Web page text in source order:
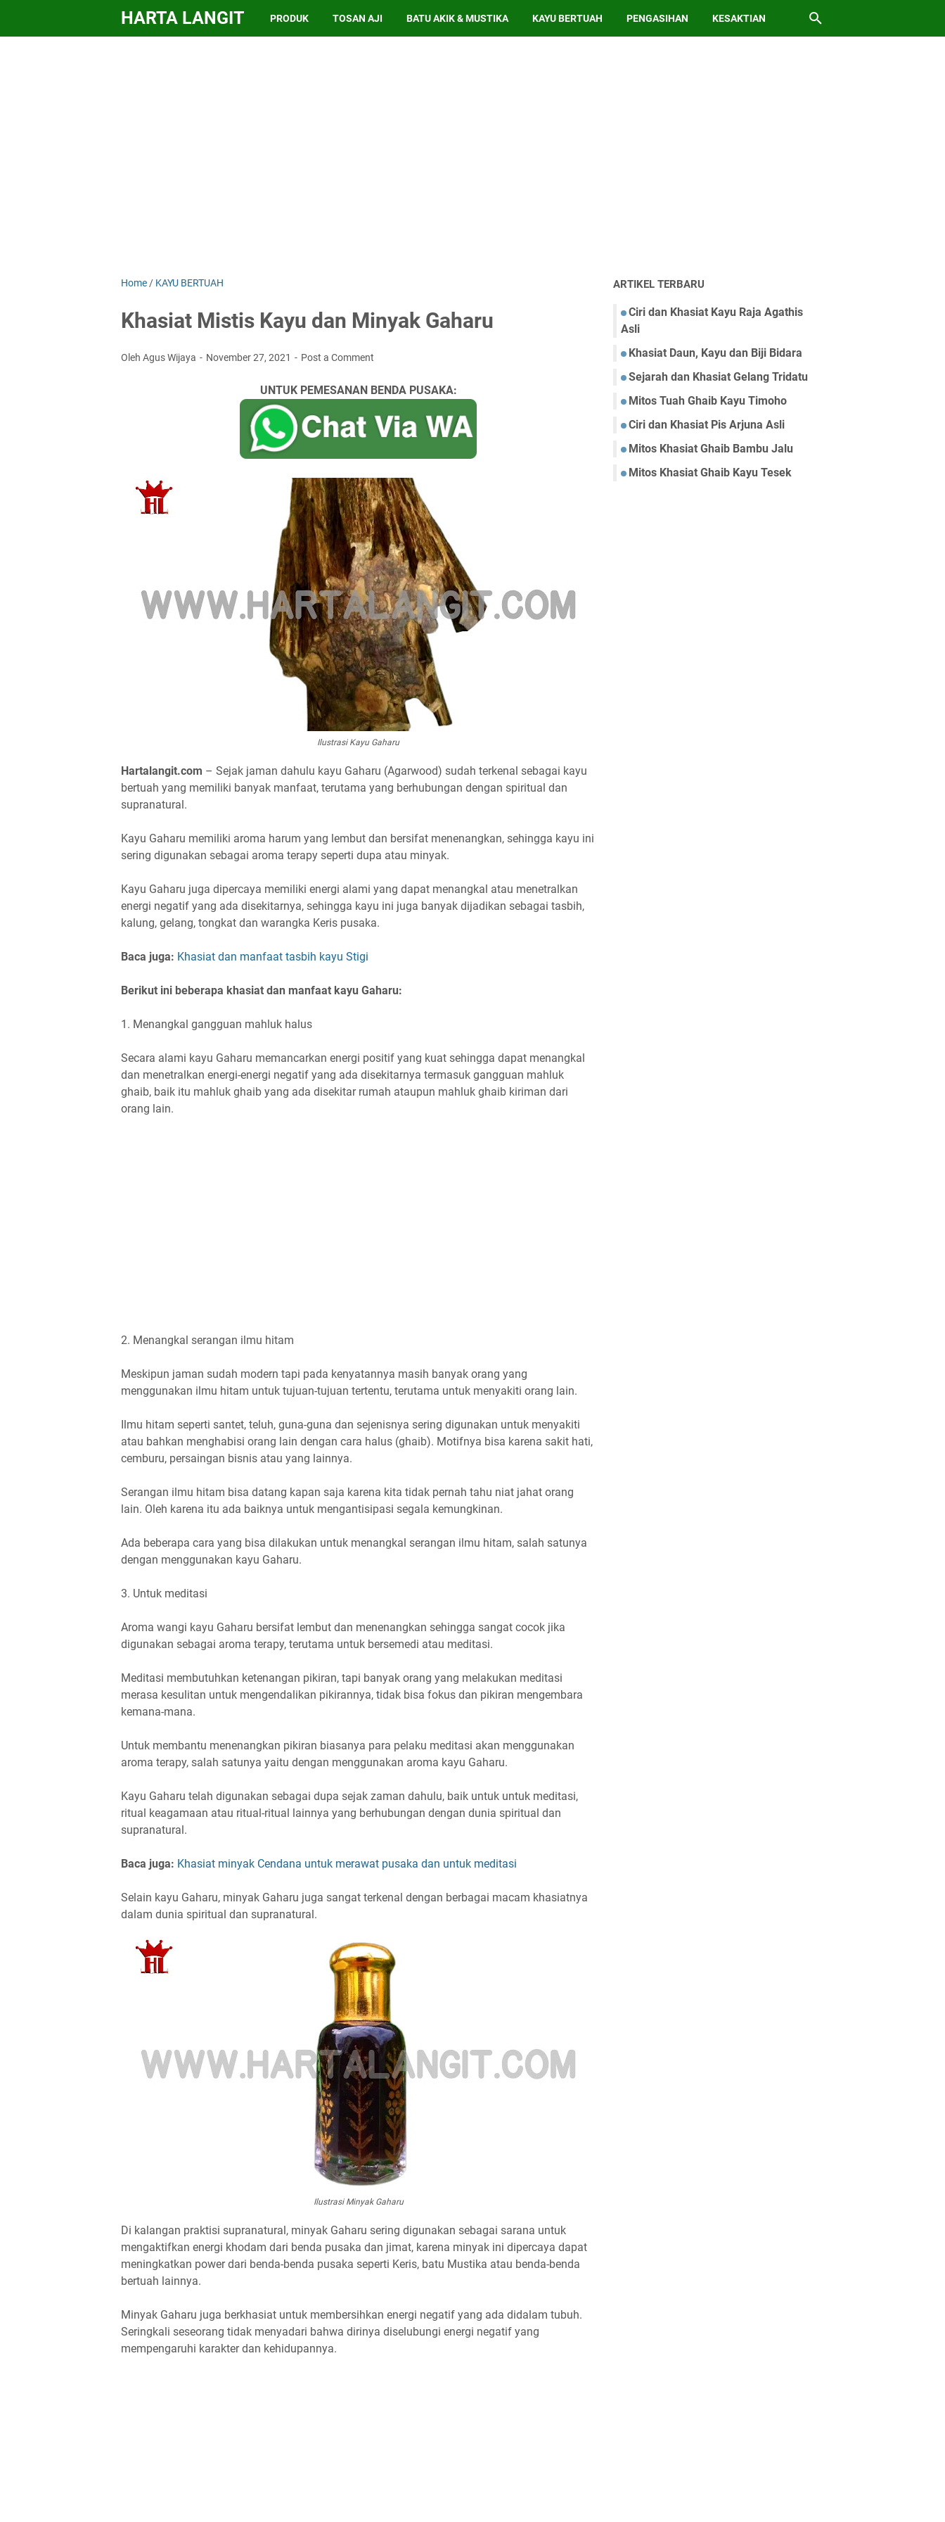
HARTA LANGIT PRODUK TOSAN AJI BATU AKIK & MUSTIKA KAYU BERTUAH PENGASIHAN KESAKTIAN
Home / KAYU BERTUAH
Khasiat Mistis Kayu dan Minyak Gaharu
Oleh Agus Wijaya November 27, 2021 Post a Comment
UNTUK PEMESANAN BENDA PUSAKA:
Ilustrasi Kayu Gaharu
Hartalangit.com – Sejak jaman dahulu kayu Gaharu (Agarwood) sudah terkenal sebagai kayu
bertuah yang memiliki banyak manfaat, terutama yang berhubungan dengan spiritual dan
supranatural.
Kayu Gaharu memiliki aroma harum yang lembut dan bersifat menenangkan, sehingga kayu ini
sering digunakan sebagai aroma terapy seperti dupa atau minyak.
Kayu Gaharu juga dipercaya memiliki energi alami yang dapat menangkal atau menetralkan
energi negatif yang ada disekitarnya, sehingga kayu ini juga banyak dijadikan sebagai tasbih,
kalung, gelang, tongkat dan warangka Keris pusaka.
Baca juga: Khasiat dan manfaat tasbih kayu Stigi
Berikut ini beberapa khasiat dan manfaat kayu Gaharu:
1. Menangkal gangguan mahluk halus
Secara alami kayu Gaharu memancarkan energi positif yang kuat sehingga dapat menangkal
dan menetralkan energi-energi negatif yang ada disekitarnya termasuk gangguan mahluk
ghaib, baik itu mahluk ghaib yang ada disekitar rumah ataupun mahluk ghaib kiriman dari
orang lain.
2. Menangkal serangan ilmu hitam
Meskipun jaman sudah modern tapi pada kenyatannya masih banyak orang yang
menggunakan ilmu hitam untuk tujuan-tujuan tertentu, terutama untuk menyakiti orang lain.
Ilmu hitam seperti santet, teluh, guna-guna dan sejenisnya sering digunakan untuk menyakiti
atau bahkan menghabisi orang lain dengan cara halus (ghaib). Motifnya bisa karena sakit hati,
cemburu, persaingan bisnis atau yang lainnya.
Serangan ilmu hitam bisa datang kapan saja karena kita tidak pernah tahu niat jahat orang
lain. Oleh karena itu ada baiknya untuk mengantisipasi segala kemungkinan.
Ada beberapa cara yang bisa dilakukan untuk menangkal serangan ilmu hitam, salah satunya
dengan menggunakan kayu Gaharu.
3. Untuk meditasi
Aroma wangi kayu Gaharu bersifat lembut dan menenangkan sehingga sangat cocok jika
digunakan sebagai aroma terapy, terutama untuk bersemedi atau meditasi.
Meditasi membutuhkan ketenangan pikiran, tapi banyak orang yang melakukan meditasi
merasa kesulitan untuk mengendalikan pikirannya, tidak bisa fokus dan pikiran mengembara
kemana-mana.
Untuk membantu menenangkan pikiran biasanya para pelaku meditasi akan menggunakan
aroma terapy, salah satunya yaitu dengan menggunakan aroma kayu Gaharu.
Kayu Gaharu telah digunakan sebagai dupa sejak zaman dahulu, baik untuk untuk meditasi,
ritual keagamaan atau ritual-ritual lainnya yang berhubungan dengan dunia spiritual dan
supranatural.
Baca juga: Khasiat minyak Cendana untuk merawat pusaka dan untuk meditasi
Selain kayu Gaharu, minyak Gaharu juga sangat terkenal dengan berbagai macam khasiatnya
dalam dunia spiritual dan supranatural.
Ilustrasi Minyak Gaharu
Di kalangan praktisi supranatural, minyak Gaharu sering digunakan sebagai sarana untuk
mengaktifkan energi khodam dari benda pusaka dan jimat, karena minyak ini dipercaya dapat
meningkatkan power dari benda-benda pusaka seperti Keris, batu Mustika atau benda-benda
bertuah lainnya.
Minyak Gaharu juga berkhasiat untuk membersihkan energi negatif yang ada didalam tubuh.
Seringkali seseorang tidak menyadari bahwa dirinya diselubungi energi negatif yang
mempengaruhi karakter dan kehidupannya.
ARTIKEL TERBARU
Ciri dan Khasiat Kayu Raja Agathis
Asli
Khasiat Daun, Kayu dan Biji Bidara
Sejarah dan Khasiat Gelang Tridatu
Mitos Tuah Ghaib Kayu Timoho
Ciri dan Khasiat Pis Arjuna Asli
Mitos Khasiat Ghaib Bambu Jalu
Mitos Khasiat Ghaib Kayu Tesek